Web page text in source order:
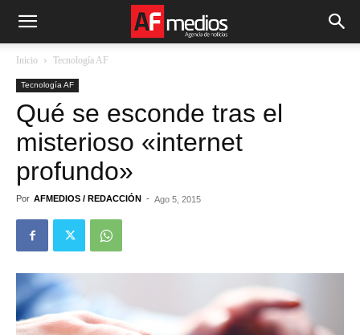
Inicio Tecnología AF
Tecnología AF
Qué se esconde tras el
misterioso «internet
profundo»
Por AFMEDIOS / REDACCIÓN - Ago 5, 2015